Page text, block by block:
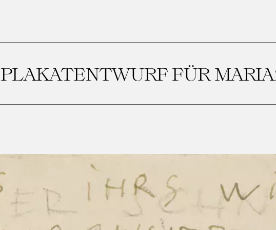
PLAKATENTWURF FÜR